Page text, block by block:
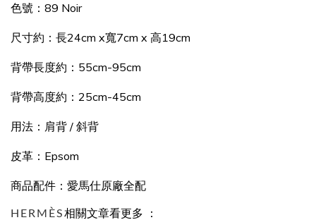
色號：89 Noir
尺寸約：長24cm x寬7cm x 高19cm
背帶長度約：55cm-95cm
背帶高度約：25cm-45cm
用法：肩背 / 斜背
皮革：Epsom
商品配件：愛馬仕原廠全配
HERMÈS相關文章看更多 ：